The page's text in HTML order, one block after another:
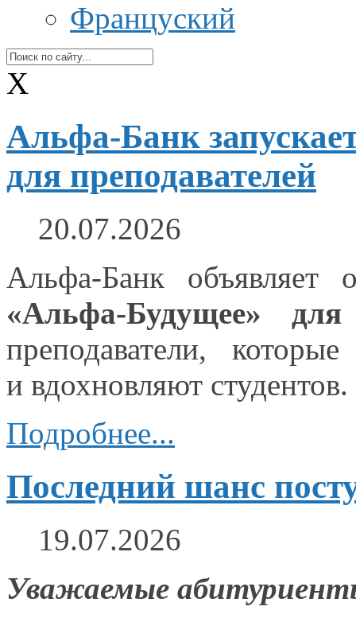
Француский
X
Альфа-Банк
для преподавателей
20.07.2026
Альфа-Банк объявляет
«Альфа-Будущее» для
преподаватели,
и вдохновляют студентов.
Подробнее...
Последний шанс
19.07.2026
Уважаемые